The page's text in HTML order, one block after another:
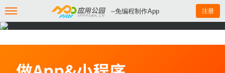
--免编程制作App 注册